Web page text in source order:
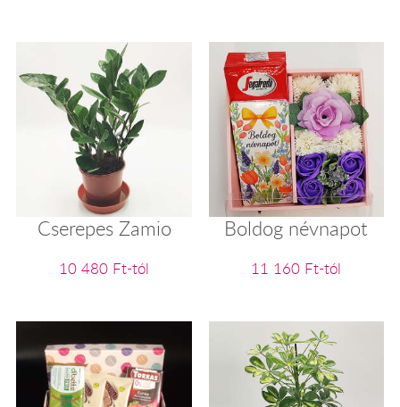
Cserepes Zamio
10 480 Ft-tól
Boldog névnapot
11 160 Ft-tól